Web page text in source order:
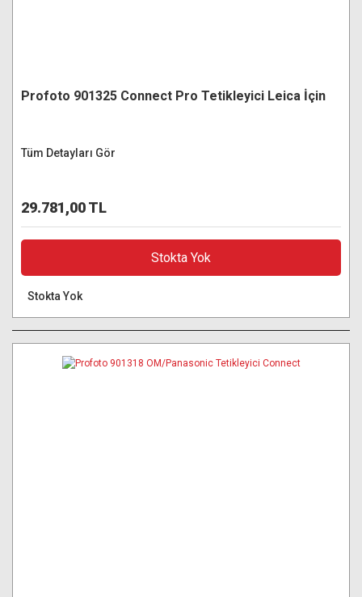
Profoto 901325 Connect Pro Tetikleyici Leica İçin
Tüm Detayları Gör
29.781,00 TL
Stokta Yok
Stokta Yok